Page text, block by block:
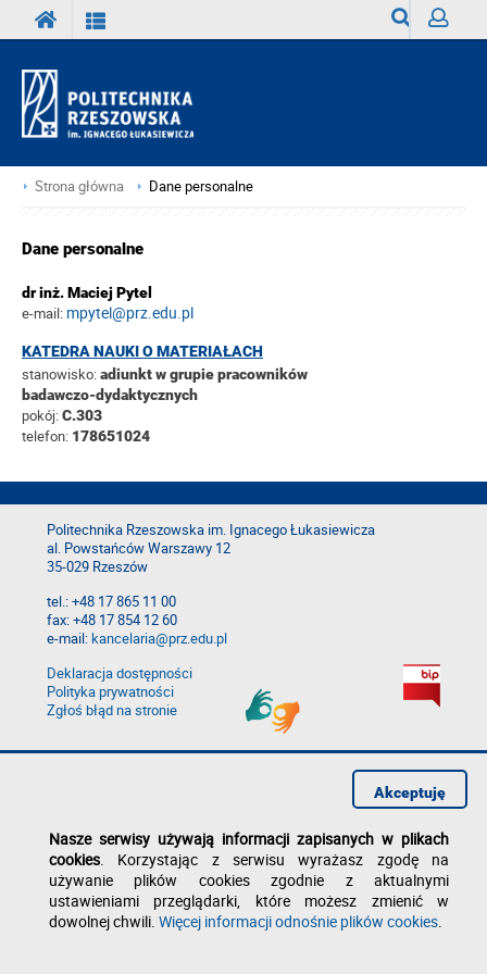
Strona główna Dane personalne
Dane personalne
dr inż. Maciej Pytel
e-mail: mpytel@prz.edu.pl
KATEDRA NAUKI O MATERIAŁACH
stanowisko:adiunkt w grupie pracowników
badawczo-dydaktycznych
pokój:C.303
telefon: 178651024
Politechnika Rzeszowska im. Ignacego Łukasiewicza
al. Powstańców Warszawy 12
35-029 Rzeszów
tel.: +48 17 865 11 00
fax: +48 17 854 12 60
e-mail:kancelaria@prz.edu.pl
Deklaracja dostępności
Polityka prywatności
Zgłoś błąd na stronie
Nasze serwisy używają informacji zapisanych w plikach
cookies. Korzystając z serwisu wyrażasz zgodę na
używanie plików cookies zgodnie z aktualnymi
ustawieniami przeglądarki, które możesz zmienić w
dowolnej chwili. Więcej informacji odnośnie plików cookies.
Akceptuję